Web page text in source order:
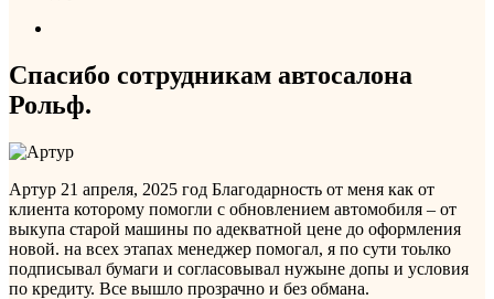
Спасибо сотрудникам автосалона
Рольф.
Артур 21 апреля, 2025 год Благодарность от меня как от
клиента которому помогли с обновлением автомобиля – от
выкупа старой машины по адекватной цене до оформления
новой. на всех этапах менеджер помогал, я по сути тоьлко
подписывал бумаги и согласовывал нужыне допы и условия
по кредиту. Все вышло прозрачно и без обмана.